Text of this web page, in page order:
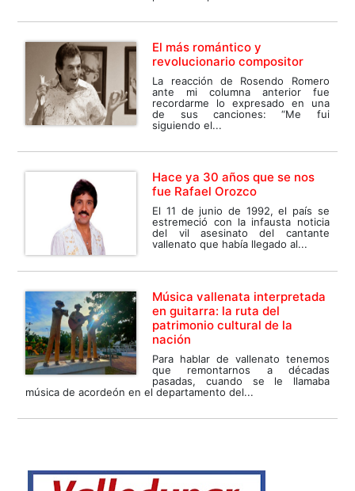
El más romántico y
revolucionario compositor
La reacción de Rosendo Romero
ante mi columna anterior fue
recordarme lo expresado en una
de sus canciones: “Me fui
siguiendo el...
Hace ya 30 años que se nos
fue Rafael Orozco
El 11 de junio de 1992, el país se
estremeció con la infausta noticia
del vil asesinato del cantante
vallenato que había llegado al...
Música vallenata interpretada
en guitarra: la ruta del
patrimonio cultural de la
nación
Para hablar de vallenato tenemos
que remontarnos a décadas
pasadas, cuando se le llamaba
música de acordeón en el departamento del...